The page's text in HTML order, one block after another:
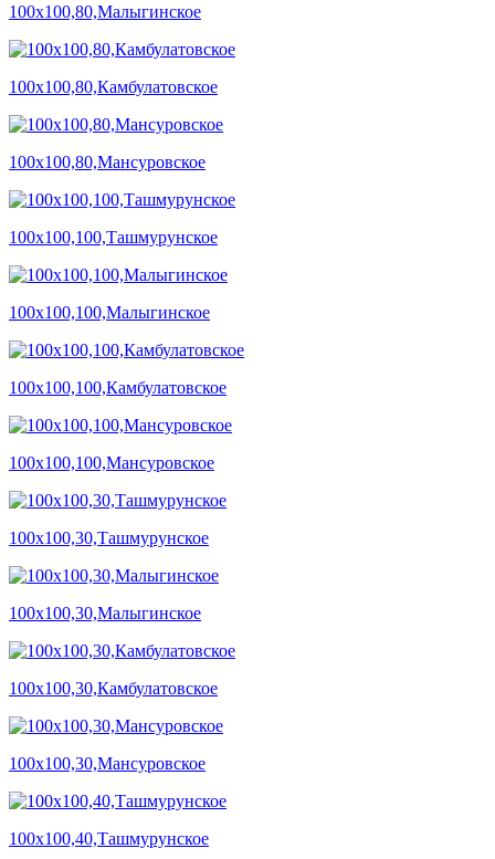
100х100,80,Малыгинское
100х100,80,Камбулатовское
100х100,80,Мансуровское
100х100,100,Ташмурунское
100х100,100,Малыгинское
100х100,100,Камбулатовское
100х100,100,Мансуровское
100х100,30,Ташмурунское
100х100,30,Малыгинское
100х100,30,Камбулатовское
100х100,30,Мансуровское
100х100,40,Ташмурунское